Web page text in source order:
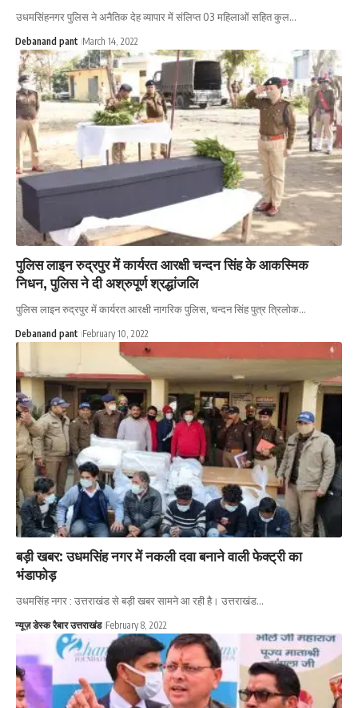
उधमसिंहनगर पुलिस ने अनैतिक देह व्यापार में संलिप्त 03 महिलाओं सहित कुल…
Debanand pant March 14, 2022
पुलिस लाइन रुद्रपुर में कार्यरत आरक्षी चन्दन सिंह के आकस्मिक
निधन, पुलिस ने दी अश्रुपूर्ण श्रद्धांजलि
पुलिस लाइन रुद्रपुर में कार्यरत आरक्षी नागरिक पुलिस, चन्दन सिंह पुत्र त्रिलोक…
Debanand pant February 10, 2022
बड़ी खबर: उधमसिंह नगर में नकली दवा बनाने वाली फेक्ट्री का
भंडाफोड़
उधमसिंह नगर : उत्तराखंड से बड़ी खबर सामने आ रही है। उत्तराखंड…
न्यूज़ डेस्क रैबार उत्तराखंड February 8, 2022